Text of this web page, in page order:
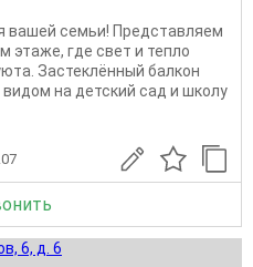
вашей семьи! Представляем
этаже, где свет и тепло
Застеклённый балкон
на детский сад и школу